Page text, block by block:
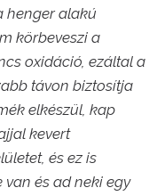
henger alakú
körbeveszi a
oxidáció, ezáltal a
távon biztosítja
elkészül, kap
kevert
és ez is
és ad neki egy